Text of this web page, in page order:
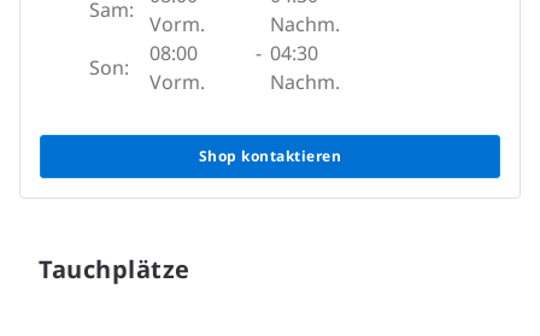
Sam:
Vorm.
Nachm.
Son:
08:00
Vorm.
- 04:30
Nachm.
Shop kontaktieren
Tauchplätze